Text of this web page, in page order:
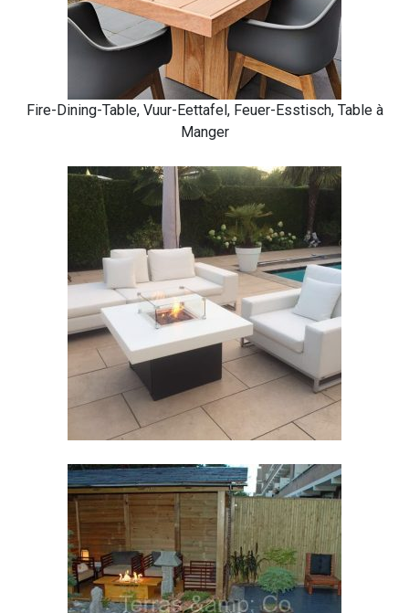
Fire-Dining-Table, Vuur-Eettafel, Feuer-Esstisch, Table à
Manger